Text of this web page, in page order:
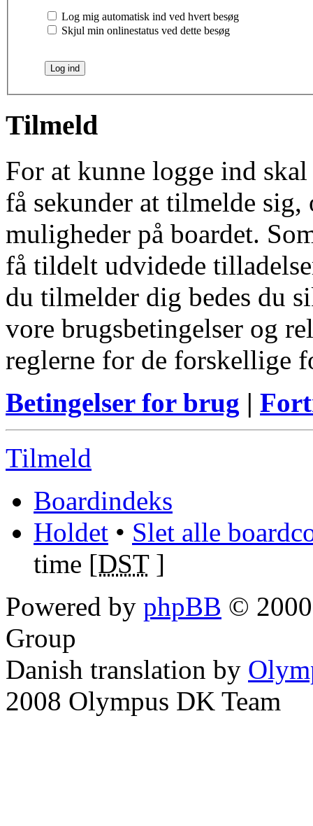
Log mig automatisk ind ved hvert besøg
Skjul min onlinestatus ved dette besøg
Tilmeld
For at kunne logge ind
få sekunder at tilmelde
muligheder på boardet.
få tildelt udvidede
du tilmelder dig bedes du
vore brugsbetingelser og
reglerne for de forskellige
Betingelser for brug |
Tilmeld
Boardindeks
Holdet • Slet alle
time [DST]
Powered by phpBB ©
Group
Danish translation by
2008 Olympus DK Team